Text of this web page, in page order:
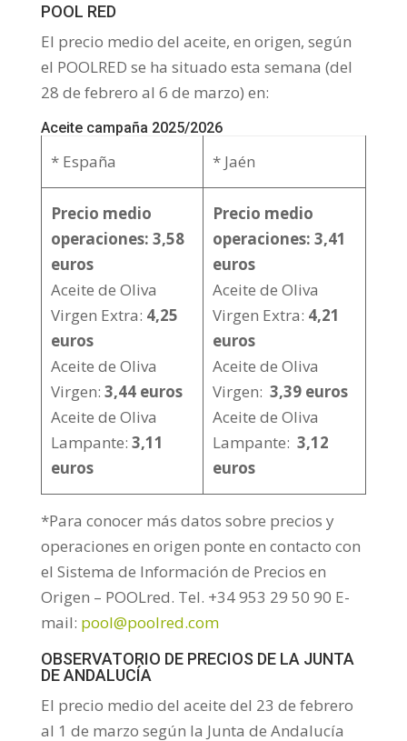
POOL RED
El precio medio del aceite, en origen, según
el POOLRED se ha situado esta semana (del
28 de febrero al 6 de marzo) en:
Aceite campaña 2025/2026
* España * Jaén
Precio medio
operaciones: 3,58
euros
Aceite de Oliva
Virgen Extra: 4,25
euros
Aceite de Oliva
Virgen: 3,44 euros
Aceite de Oliva
Lampante: 3,11
euros
Precio medio
operaciones: 3,41
euros
Aceite de Oliva
Virgen Extra: 4,21
euros
Aceite de Oliva
Virgen: 3,39 euros
Aceite de Oliva
Lampante: 3,12
euros
*Para conocer más datos sobre precios y
operaciones en origen ponte en contacto con
el Sistema de Información de Precios en
Origen – POOLred. Tel. +34 953 29 50 90 E-
mail: pool@poolred.com
OBSERVATORIO DE PRECIOS DE LA JUNTA
DE ANDALUCÍA
El precio medio del aceite del 23 de febrero
al 1 de marzo según la Junta de Andalucía